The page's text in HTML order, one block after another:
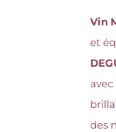
Vin
et
des